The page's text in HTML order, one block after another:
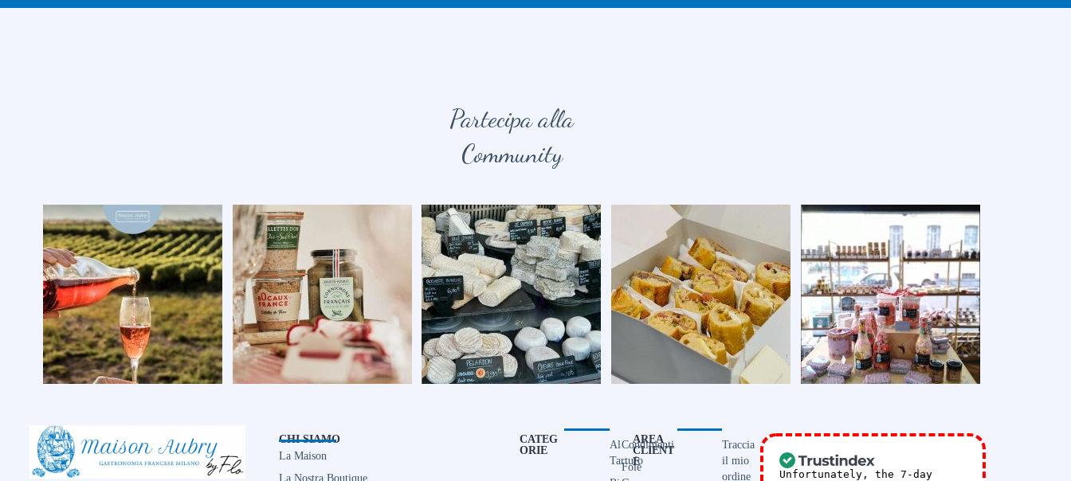
Partecipa alla
Community
CHI SIAMO
La Maison
La Nostra Boutique
CATEG
ORIE
Al
Tartufo
Condimenti
Foie
AREA
CLIENT
E
Traccia
il mio
ordine
Unfortunately, the 7-day